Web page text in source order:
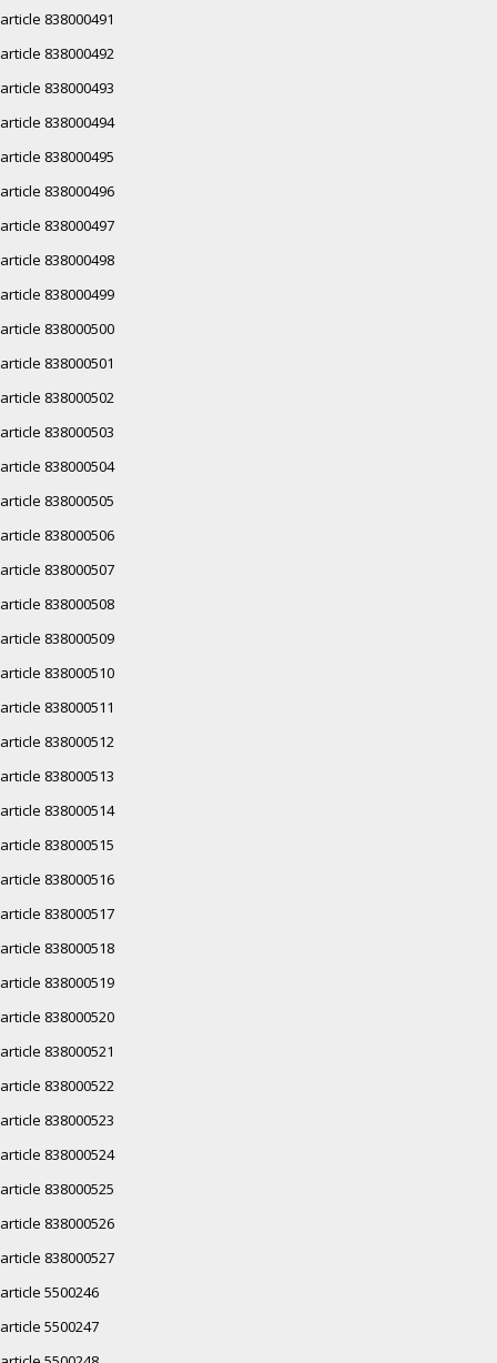
article 838000491
article 838000492
article 838000493
article 838000494
article 838000495
article 838000496
article 838000497
article 838000498
article 838000499
article 838000500
article 838000501
article 838000502
article 838000503
article 838000504
article 838000505
article 838000506
article 838000507
article 838000508
article 838000509
article 838000510
article 838000511
article 838000512
article 838000513
article 838000514
article 838000515
article 838000516
article 838000517
article 838000518
article 838000519
article 838000520
article 838000521
article 838000522
article 838000523
article 838000524
article 838000525
article 838000526
article 838000527
article 5500246
article 5500247